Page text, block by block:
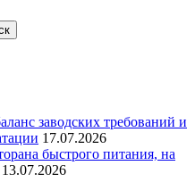
заводских требований и
17.07.2026
быстрого питания, на
13.07.2026